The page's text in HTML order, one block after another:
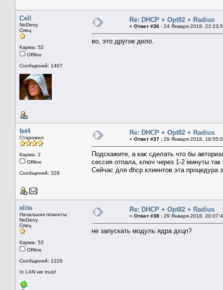
Cell
NoDeny
Спец
Карма: 52
Offline
Сообщений: 1407
Re: DHCP + Opt82 + Radius
« Ответ #36 : 24 Января 2018,
во, это другое дело.
fet4
Старожил
Карма: 2
Offline
Сообщений: 328
Re: DHCP + Opt82 + Radius
« Ответ #37 : 29 Января 2018,
Подскажите, а как сделать что бы
сессия отпала, ключ через 1-2 минуты так
Сейчас для dhcp клиентов эта процедура
elite
Начальник планеты
NoDeny
Спец
Карма: 52
Offline
Сообщений: 1226
In LAN we trust!
Re: DHCP + Opt82 + Radius
« Ответ #38 : 29 Января 2018,
не запускать модуль ядра дхцп?